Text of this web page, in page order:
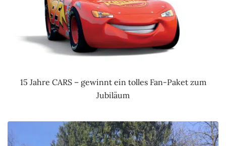
15 Jahre CARS – gewinnt ein tolles Fan-Paket zum
Jubiläum